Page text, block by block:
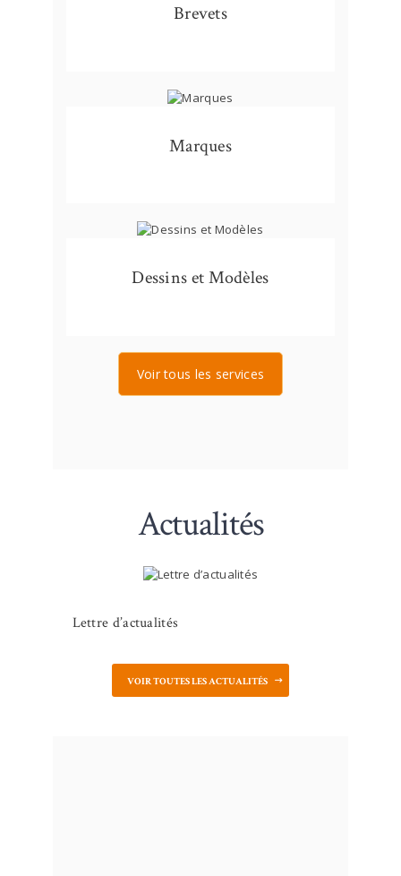
Brevets
Marques
Dessins et Modèles
Voir tous les services
Actualités
Lettre d’actualités
VOIR TOUTES LES ACTUALITÉS